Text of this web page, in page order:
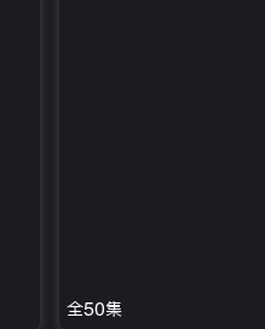
全50集